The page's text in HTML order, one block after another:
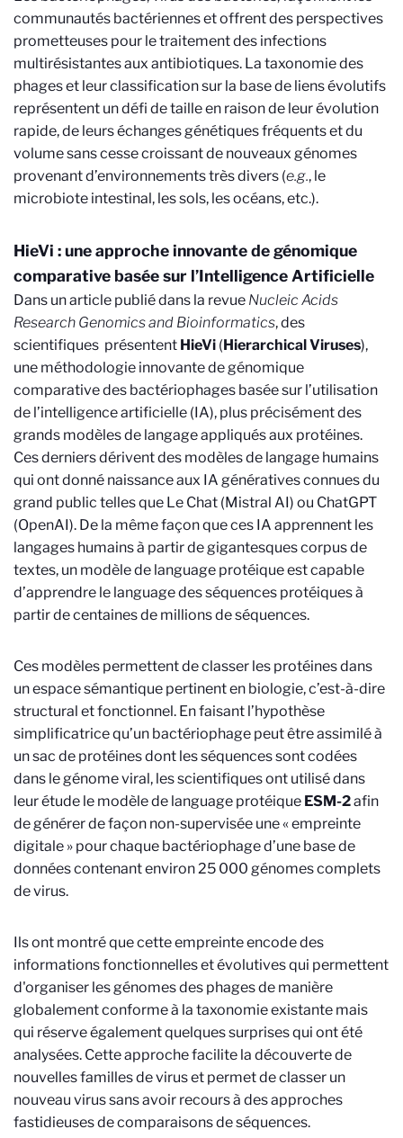
communautés bactériennes et offrent des perspectives
prometteuses pour le traitement des infections
multirésistantes aux antibiotiques. La taxonomie des
phages et leur classification sur la base de liens évolutifs
représentent un défi de taille en raison de leur évolution
rapide, de leurs échanges génétiques fréquents et du
volume sans cesse croissant de nouveaux génomes
provenant d’environnements très divers (e.g., le
microbiote intestinal, les sols, les océans, etc.).
HieVi : une approche innovante de génomique
comparative basée sur l’Intelligence Artificielle
Dans un article publié dans la revue Nucleic Acids
Research Genomics and Bioinformatics, des
scientifiques présentent HieVi (Hierarchical Viruses),
une méthodologie innovante de génomique
comparative des bactériophages basée sur l’utilisation
de l’intelligence artificielle (IA), plus précisément des
grands modèles de langage appliqués aux protéines.
Ces derniers dérivent des modèles de langage humains
qui ont donné naissance aux IA génératives connues du
grand public telles que Le Chat (Mistral AI) ou ChatGPT
(OpenAI). De la même façon que ces IA apprennent les
langages humains à partir de gigantesques corpus de
textes, un modèle de language protéique est capable
d’apprendre le language des séquences protéiques à
partir de centaines de millions de séquences.
Ces modèles permettent de classer les protéines dans
un espace sémantique pertinent en biologie, c’est-à-dire
structural et fonctionnel. En faisant l’hypothèse
simplificatrice qu’un bactériophage peut être assimilé à
un sac de protéines dont les séquences sont codées
dans le génome viral, les scientifiques ont utilisé dans
leur étude le modèle de language protéique ESM-2afin
de générer de façon non-supervisée une « empreinte
digitale » pour chaque bactériophage d’une base de
données contenant environ 25 000 génomes complets
de virus.
Ils ont montré que cette empreinte encode des
informations fonctionnelles et évolutives qui permettent
d'organiser les génomes des phages de manière
globalement conforme à la taxonomie existante mais
qui réserve également quelques surprises qui ont été
analysées. Cette approche facilite la découverte de
nouvelles familles de virus et permet de classer un
nouveau virus sans avoir recours à des approches
fastidieuses de comparaisons de séquences.